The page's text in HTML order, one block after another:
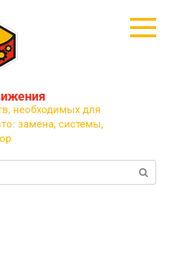
необходимых для
замена, системы,